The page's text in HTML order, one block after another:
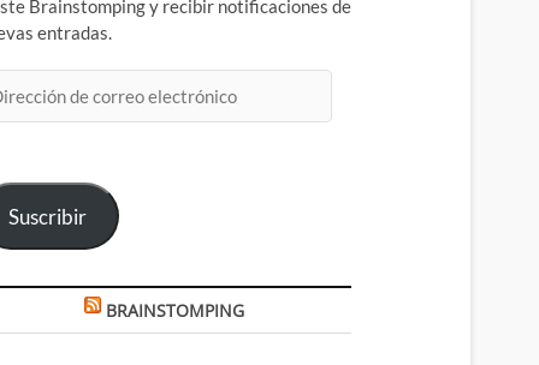
Brainstomping y recibir notificaciones de
entradas.
Suscribir
BRAINSTOMPING